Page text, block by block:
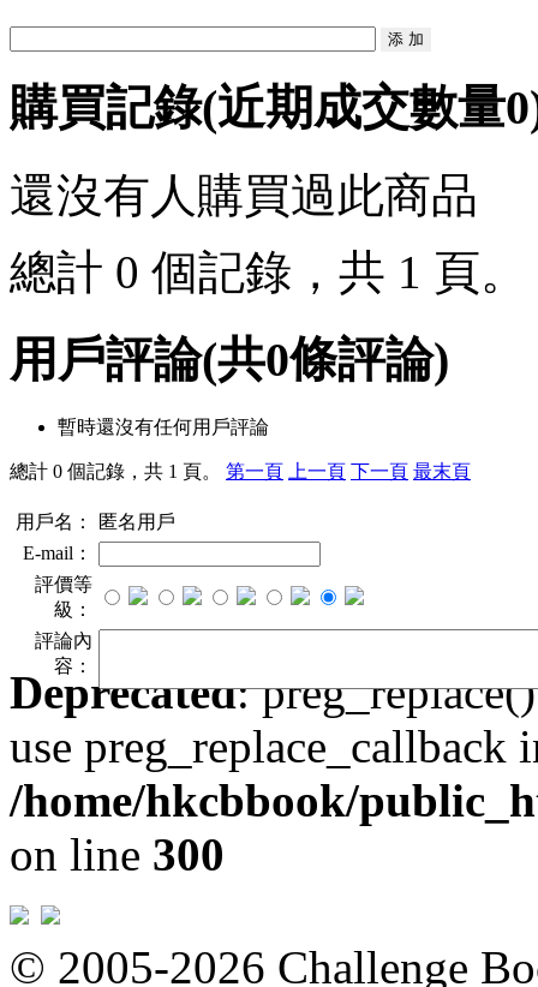
購買記錄(近期成交數量0
還沒有人購買過此商品
總計 0 個記錄，共 1 頁。
用戶評論(共0條評論)
暫時還沒有任何用戶評論
總計 0 個記錄，共 1 頁。 第一頁 上一頁 下一頁 最末頁
用戶名：
匿名用戶
E-mail：
評價等
級：
評論內
容：
Deprecated:
use preg_replace_callback
/home/hkcbbook/
on line 300
© 2005-2026 Challenge